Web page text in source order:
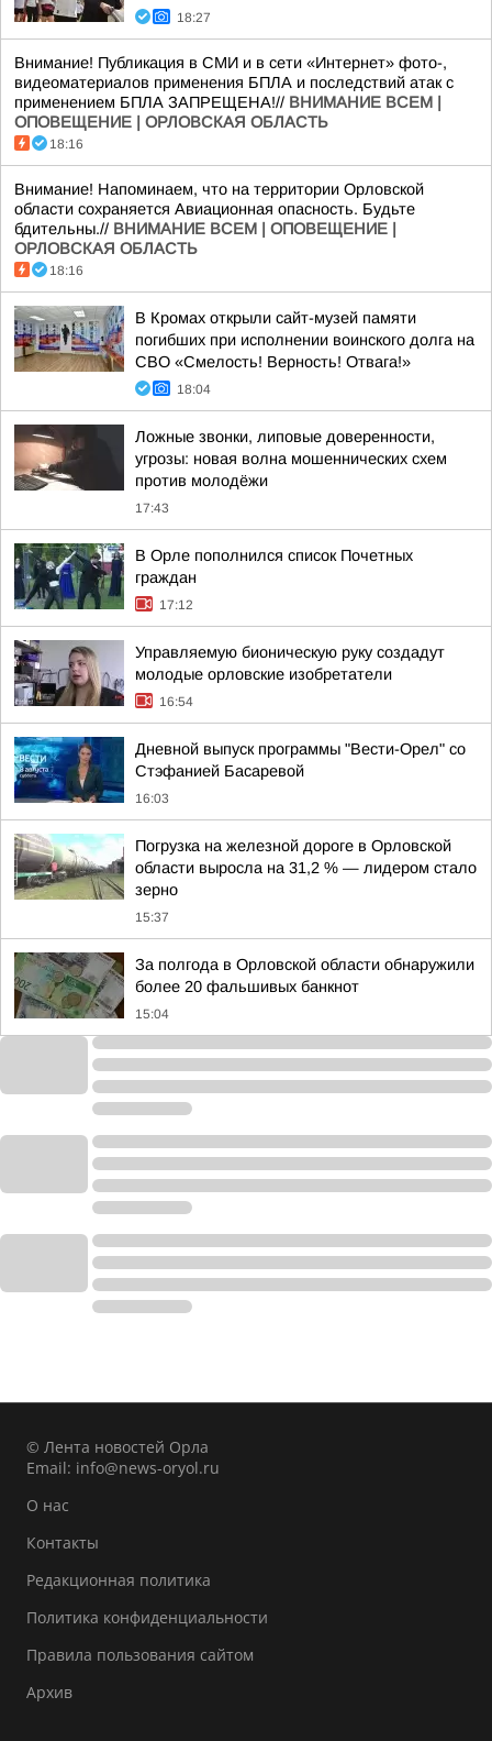
18:27
Внимание! Публикация в СМИ и в сети «Интернет» фото-,
видеоматериалов применения БПЛА и последствий атак с
применением БПЛА ЗАПРЕЩЕНА!// ВНИМАНИЕ ВСЕМ |
ОПОВЕЩЕНИЕ | ОРЛОВСКАЯ ОБЛАСТЬ
18:16
Внимание! Напоминаем, что на территории Орловской
области сохраняется Авиационная опасность. Будьте
бдительны.// ВНИМАНИЕ ВСЕМ | ОПОВЕЩЕНИЕ |
ОРЛОВСКАЯ ОБЛАСТЬ
18:16
В Кромах открыли сайт-музей памяти
погибших при исполнении воинского долга на
СВО «Смелость! Верность! Отвага!»
18:04
Ложные звонки, липовые доверенности,
угрозы: новая волна мошеннических схем
против молодёжи
17:43
В Орле пополнился список Почетных
граждан
17:12
Управляемую бионическую руку создадут
молодые орловские изобретатели
16:54
Дневной выпуск программы "Вести-Орел" со
Стэфанией Басаревой
16:03
Погрузка на железной дороге в Орловской
области выросла на 31,2 % — лидером стало
зерно
15:37
За полгода в Орловской области обнаружили
более 20 фальшивых банкнот
15:04
© Лента новостей Орла
Email: info@news-oryol.ru
О нас
Контакты
Редакционная политика
Политика конфиденциальности
Правила пользования сайтом
Архив